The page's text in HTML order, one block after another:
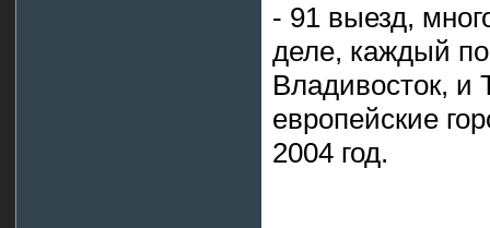
- 91 выезд,
деле, каждый
Владивосток, и
европейские
2004 год.